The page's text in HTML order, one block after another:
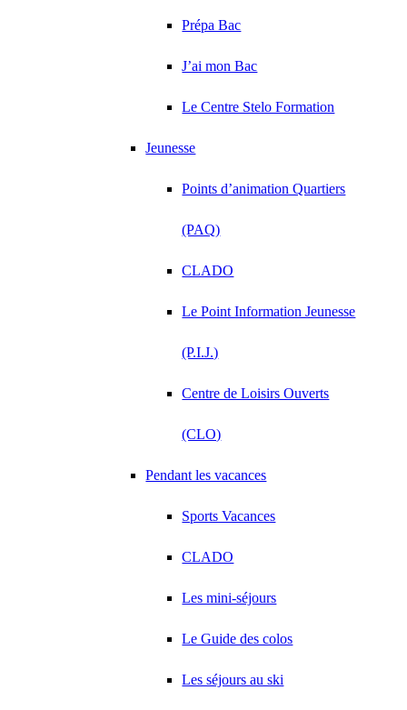
Prépa Bac
J’ai mon Bac
Le Centre Stelo Formation
Jeunesse
Points d’animation Quartiers
(PAQ)
CLADO
Le Point Information Jeunesse
(P.I.J.)
Centre de Loisirs Ouverts
(CLO)
Pendant les vacances
Sports Vacances
CLADO
Les mini-séjours
Le Guide des colos
Les séjours au ski